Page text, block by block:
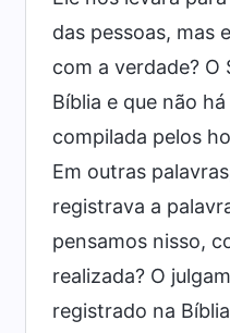
das pessoas, mas
com a verdade? O
Bíblia e que não há
compilada pelos
Em outras
registrava a
pensamos nisso,
realizada? O
registrado na